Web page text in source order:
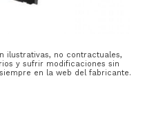
ilustrativas, no contractuales,
y sufrir modificaciones sin
en la web del fabricante.